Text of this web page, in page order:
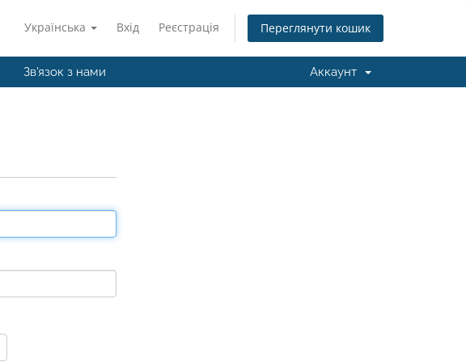
Українська Вхід Реєстрація Переглянути кошик
Зв'язок з нами Аккаунт